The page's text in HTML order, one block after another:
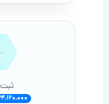
.net
34,120,000 ریال/ 1